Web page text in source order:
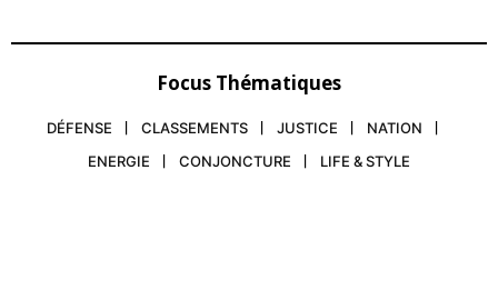
Focus Thématiques
DÉFENSE CLASSEMENTS JUSTICE
NATION
ENERGIE
CONJONCTURE LIFE & STYLE